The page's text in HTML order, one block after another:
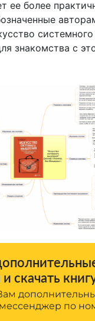
ее более
знакомства с
скачать
по